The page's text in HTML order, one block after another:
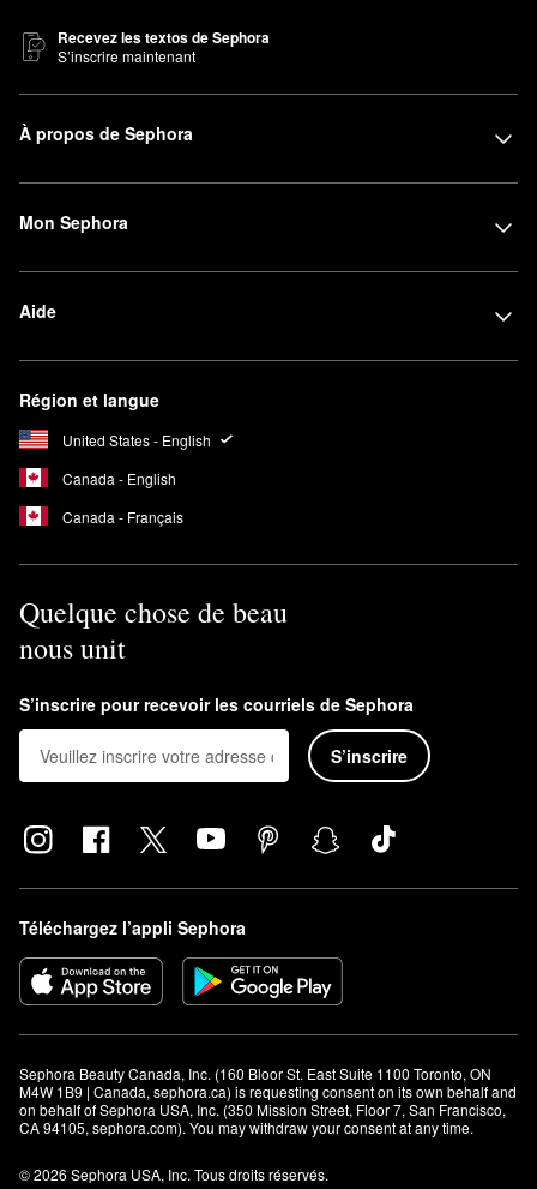
Recevez les textos de Sephora
S’inscrire maintenant
À propos de Sephora
Mon Sephora
Aide
Région et langue
United States - English
Canada - English
Canada - Français
Quelque chose de beau
nous unit
S’inscrire pour recevoir les courriels de Sephora
S’inscrire
Téléchargez l’appli Sephora
Sephora Beauty Canada, Inc. (160 Bloor St. East Suite 1100 Toronto, ON
M4W 1B9 | Canada, sephora.ca) is requesting consent on its own behalf and
on behalf of Sephora USA, Inc. (350 Mission Street, Floor 7, San Francisco,
CA 94105, sephora.com). You may withdraw your consent at any time.
© 2026 Sephora USA, Inc. Tous droits réservés.